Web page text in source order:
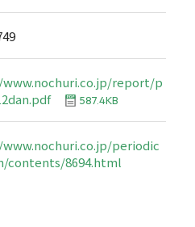
report/p
587.4KB
periodic
contents/8694.html